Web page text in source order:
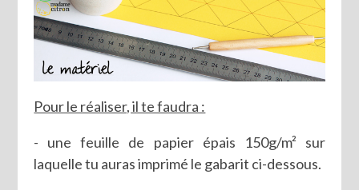
Pour le réaliser, il te faudra :
- une feuille de papier épais 150g/m² sur
laquelle tu auras imprimé le gabarit ci-dessous.